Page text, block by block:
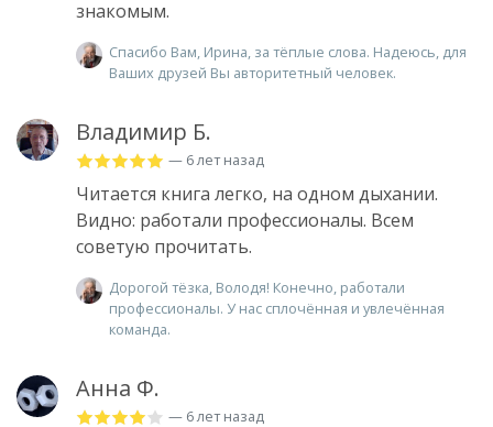
знакомым.
Спасибо Вам, Ирина, за тёплые слова. Надеюсь, для
Ваших друзей Вы авторитетный человек.
Владимир Б.
— 6 лет назад
Читается книга легко, на одном дыхании.
Видно: работали профессионалы. Всем
советую прочитать.
Дорогой тёзка, Володя! Конечно, работали
профессионалы. У нас сплочённая и увлечённая
команда.
Анна Ф.
— 6 лет назад